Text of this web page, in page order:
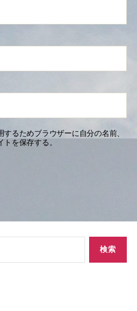
るためブラウザーに自分の名前、
トを保存する。